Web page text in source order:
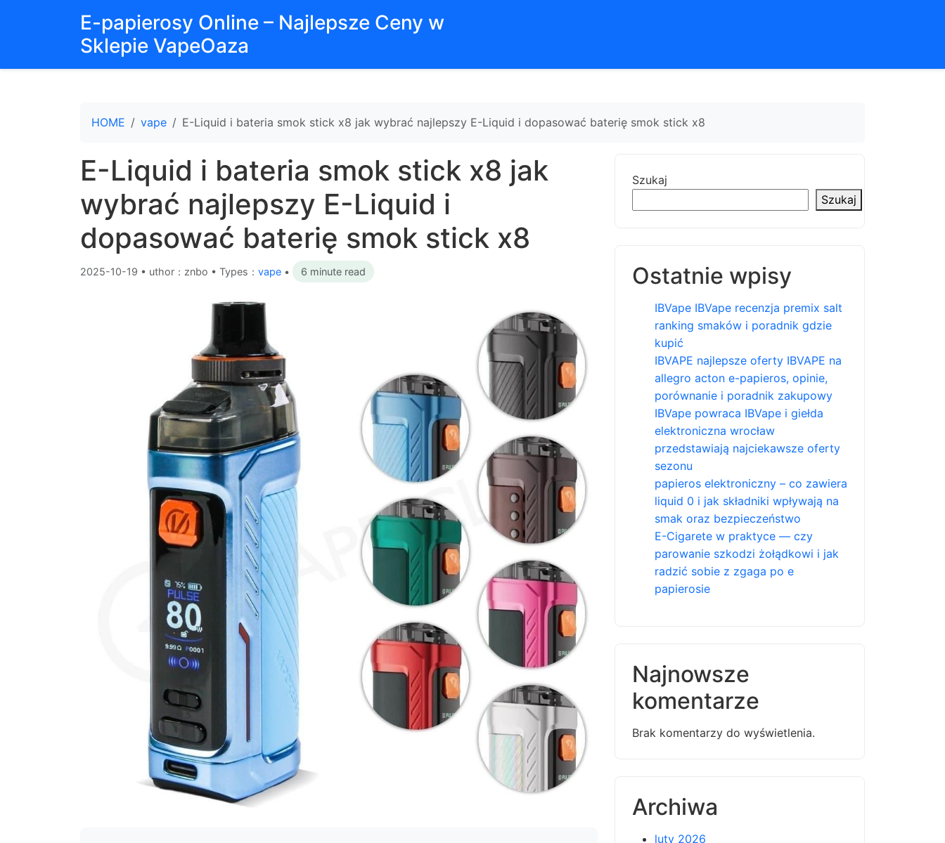
E-papierosy Online – Najlepsze Ceny w
Sklepie VapeOaza
HOME vape E-Liquid i bateria smok stick x8 jak wybrać najlepszy E-Liquid i dopasować baterię smok stick x8
E-Liquid i bateria smok stick x8 jak
wybrać najlepszy E-Liquid i
dopasować baterię smok stick x8
2025-10-19 • uthor：znbo • Types： vape • 6 minute read
Szukaj
Szukaj
Ostatnie wpisy
IBVape IBVape recenzja premix salt
ranking smaków i poradnik gdzie
kupić
IBVAPE najlepsze oferty IBVAPE na
allegro acton e-papieros, opinie,
porównanie i poradnik zakupowy
IBVape powraca IBVape i giełda
elektroniczna wrocław
przedstawiają najciekawsze oferty
sezonu
papieros elektroniczny – co zawiera
liquid 0 i jak składniki wpływają na
smak oraz bezpieczeństwo
E-Cigarete w praktyce — czy
parowanie szkodzi żołądkowi i jak
radzić sobie z zgaga po e
papierosie
Najnowsze
komentarze
Brak komentarzy do wyświetlenia.
Archiwa
luty 2026